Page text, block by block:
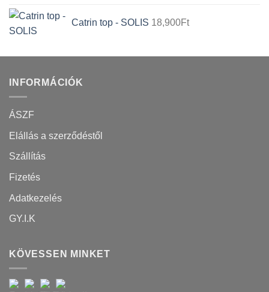
Catrin top - SOLIS 18,900Ft
INFORMÁCIÓK
ÁSZF
Elállás a szerződéstől
Szállítás
Fizetés
Adatkezelés
GY.I.K
KÖVESSEN MINKET